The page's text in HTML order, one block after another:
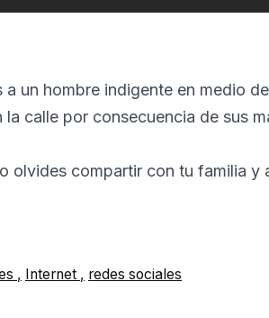
un hombre indigente en medio
calle por consecuencia de sus
olvides compartir con tu familia y
Internet redes sociales